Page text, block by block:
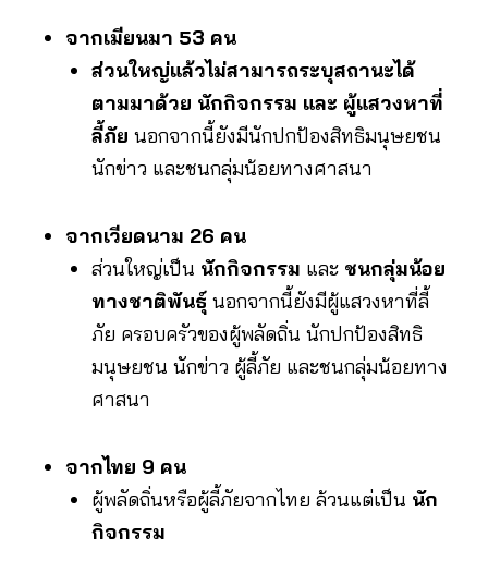
จากเมียนมา 53 คน
ส่วนใหญ่แล้วไม่สามารถระบุสถานะได้
ตามมาด้วย นักกิจกรรม และ ผู้แสวงหาที่
ลี้ภัย นอกจากนี้ยังมีนักปกป้องสิทธิมนุษยชน
นักข่าว และชนกลุ่มน้อยทางศาสนา
จากเวียดนาม 26 คน
ส่วนใหญ่เป็น นักกิจกรรม และ ชนกลุ่มน้อย
ทางชาติพันธุ์นอกจากนี้ยังมีผู้แสวงหาที่ลี้
ภัย ครอบครัวของผู้พลัดถิ่น นักปกป้องสิทธิ
มนุษยชน นักข่าว ผู้ลี้ภัย และชนกลุ่มน้อยทาง
ศาสนา
จากไทย 9 คน
ผู้พลัดถิ่นหรือผู้ลี้ภัยจากไทย ล้วนแต่เป็น นัก
กิจกรรม